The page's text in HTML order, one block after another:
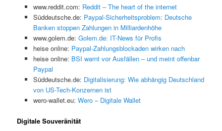
www.reddit.com: Reddit – The heart of the internet
Süddeutsche.de: Paypal-Sicherheitsproblem: Deutsche
Banken stoppen Zahlungen in Milliardenhöhe
www.golem.de: Golem.de: IT-News für Profis
heise online: Paypal-Zahlungsblockaden wirken nach
heise online: BSI warnt vor Ausfällen – und meint offenbar
Paypal
Süddeutsche.de: Digitalisierung: Wie abhängig Deutschland
von US-Tech-Konzernen ist
wero-wallet.eu: Wero – Digitale Wallet
Digitale Souveränität